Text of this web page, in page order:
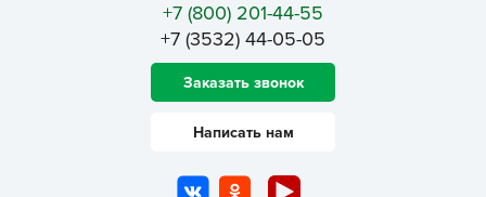
+7 (800) 201-44-55
+7 (3532) 44-05-05
Заказать звонок
Написать нам